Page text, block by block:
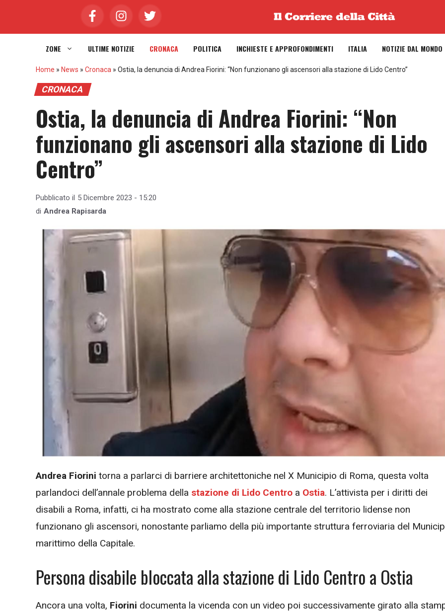
ZONE ULTIME NOTIZIE CRONACA POLITICA INCHIESTE E APPROFONDIMENTI ITALIA NOTIZIE DAL MONDO
Home » News » Cronaca » Ostia, la denuncia di Andrea Fiorini: “Non funzionano gli ascensori alla stazione di Lido Centro”
CRONACA
Ostia, la denuncia di Andrea Fiorini: “Non
funzionano gli ascensori alla stazione di Lido
Centro”
Pubblicato il 5 Dicembre 2023 - 15:20
di Andrea Rapisarda
Andrea Fiorini torna a parlarci di barriere architettoniche nel X Municipio di Roma, questa volta
parlandoci dell’annale problema della stazione di Lido Centro a Ostia. L’attivista per i diritti dei
disabili a Roma, infatti, ci ha mostrato come alla stazione centrale del territorio lidense non
funzionano gli ascensori, nonostante parliamo della più importante struttura ferroviaria del
marittimo della Capitale.
Persona disabile bloccata alla stazione di Lido Centro a Ostia
Ancora una volta, Fiorini documenta la vicenda con un video poi successivamente girato alla